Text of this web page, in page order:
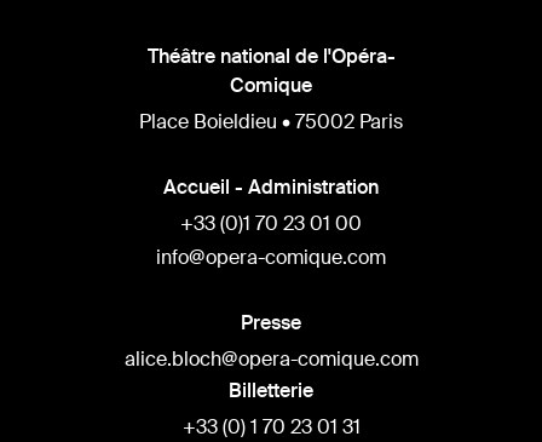
Théâtre national de l'Opéra-
Comique
Place Boieldieu • 75002 Paris
Accueil - Administration
+33 (0)1 70 23 01 00
info@opera-comique.com
Presse
alice.bloch@opera-comique.com
Billetterie
+33 (0) 1 70 23 01 31